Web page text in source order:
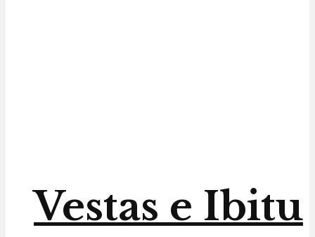
Vestas e Ibitu